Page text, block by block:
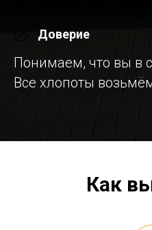
Доверие
Понимаем, что вы в
Все хлопоты
Как